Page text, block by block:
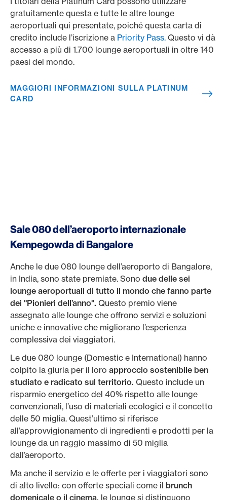
gratuitamente questa e tutte le altre lounge
aeroportuali qui presentate, poiché questa carta di
credito include l’iscrizione a Priority Pass. Questo vi dà
accesso a più di 1.700 lounge aeroportuali in oltre 140
paesi del mondo.
MAGGIORI INFORMAZIONI SULLA PLATINUM
CARD
Sale 080 dell’aeroporto internazionale
Kempegowda di Bangalore
Anche le due 080 lounge dell’aeroporto di Bangalore,
in India, sono state premiate. Sono due delle sei
lounge aeroportuali di tutto il mondo che fanno parte
dei "Pionieri dell’anno". Questo premio viene
assegnato alle lounge che offrono servizi e soluzioni
uniche e innovative che migliorano l’esperienza
complessiva dei viaggiatori.
Le due 080 lounge (Domestic e International) hanno
colpito la giuria per il loro approccio sostenibile ben
studiato e radicato sul territorio. Questo include un
risparmio energetico del 40% rispetto alle lounge
convenzionali, l’uso di materiali ecologici e il concetto
delle 50 miglia. Quest’ultimo si riferisce
all’approvvigionamento di ingredienti e prodotti per la
lounge da un raggio massimo di 50 miglia
dall’aeroporto.
Ma anche il servizio e le offerte per i viaggiatori sono
di alto livello: con offerte speciali come il brunch
domenicale o il cinema, le lounge si distinguono